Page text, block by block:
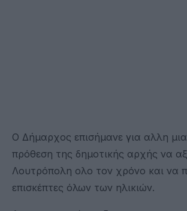
Ο Δήμαρχος επισήμανε για αλλη
πρόθεση της δημοτικής αρχής να
Λουτρόπολη ολο τον χρόνο και να
επισκέπτες όλων των ηλικιών.